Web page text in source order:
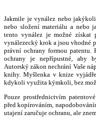
Jakmile je vynález nebo
nebo složení materiálu a nebo
tento vynález je možné získat
vynálezecký krok a jsou vhodné
právní ochrany formou patentu.
ochrany je nepřípustné, aby
Autorský zákon nechrání Vaše
knihy. Myšlenka v knize
kdykoli využita kýmkoli, bez
Pouze prostřednictvím
před kopírováním,
utajení zaručuje ochranu, ale